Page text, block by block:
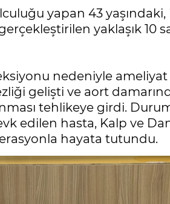
yapan 43
yaklaşık 10
nedeniyle
gelişti ve aort
tehlikeye girdi.
edilen hasta, Kalp ve
hayata tutundu.